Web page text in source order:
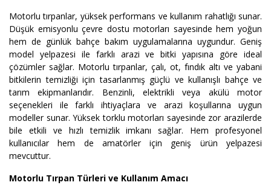
Motorlu tırpanlar, yüksek performans ve kullanım rahatlığı sunar.
Düşük emisyonlu çevre dostu motorları sayesinde hem yoğun
hem de günlük bahçe bakım uygulamalarına uygundur. Geniş
model yelpazesi ile farklı arazi ve bitki yapısına göre ideal
çözümler sağlar. Motorlu tırpanlar, çalı, ot, fındık altı ve yabani
bitkilerin temizliği için tasarlanmış güçlü ve kullanışlı bahçe ve
tarım ekipmanlarıdır. Benzinli, elektrikli veya akülü motor
seçenekleri ile farklı ihtiyaçlara ve arazi koşullarına uygun
modeller sunar. Yüksek torklu motorları sayesinde zor arazilerde
bile etkili ve hızlı temizlik imkanı sağlar. Hem profesyonel
kullanıcılar hem de amatörler için geniş ürün yelpazesi
mevcuttur.
Motorlu Tırpan Türleri ve Kullanım Amacı